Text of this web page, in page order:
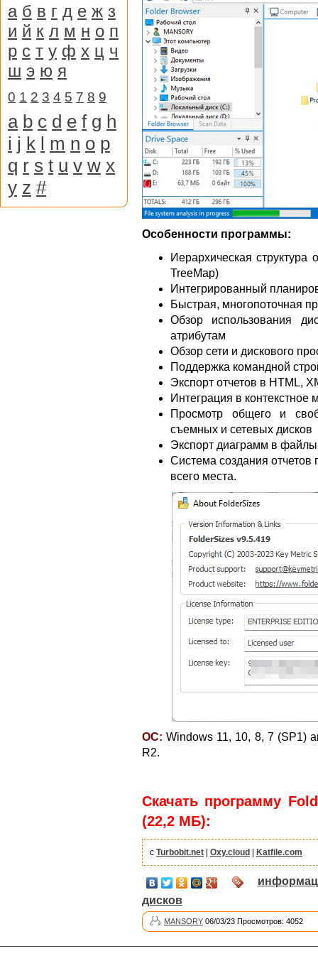
Особенности программы:
Иерархическая
TreeMap)
Интегрированный
Быстрая, многопоточная
Обзор использования
атрибутам
Обзор сети и дискового
Поддержка командной
Экспорт отчетов в HTML,
Интеграция в
Просмотр общего и
съемных и сетевых дисков
Экспорт диаграмм в
Система создания
всего места.
ОС: Windows 11, 10, 8, 7 (SP1)
R2.
Скачать программу
(22,2 МБ):
с Turbobit.net Oxy.cloud Katfile.com
дисков
MANSORY 06/03/23 Просмотров: 4052
а б в г д е ж з
и й к л м н о п
р с т у ф х ц ч
ш э ю я
0 1 2 3 4 5 7 8 9
a b c d e f g h
i j k l m n o p
q r s t u v w x
y z #